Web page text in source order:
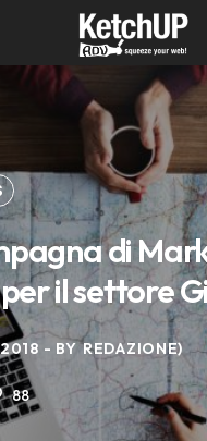
di
il settore
BYREDAZIONE
88